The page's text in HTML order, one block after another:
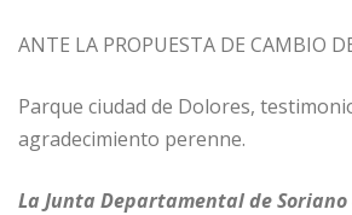
ANTE LA PROPUESTA DE CAMBIO
Parque ciudad de Dolores,
agradecimiento perenne.
La Junta Departamental de